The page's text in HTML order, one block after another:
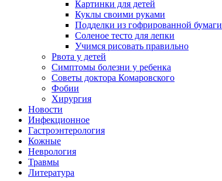
Картинки для детей
Куклы своими руками
Подделки из гофрированной бумаги
Соленое тесто для лепки
Учимся рисовать правильно
Рвота у детей
Симптомы болезни у ребенка
Советы доктора Комаровского
Фобии
Хирургия
Новости
Инфекционное
Гастроэнтерология
Кожные
Неврология
Травмы
Литература